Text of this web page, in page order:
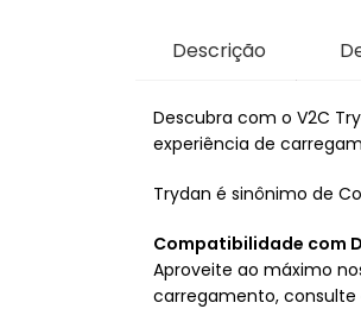
Descrição
Descubra com o V2C
experiência de
Trydan é sinônimo de
Compatibilidade com
Aproveite ao máximo
carregamento,